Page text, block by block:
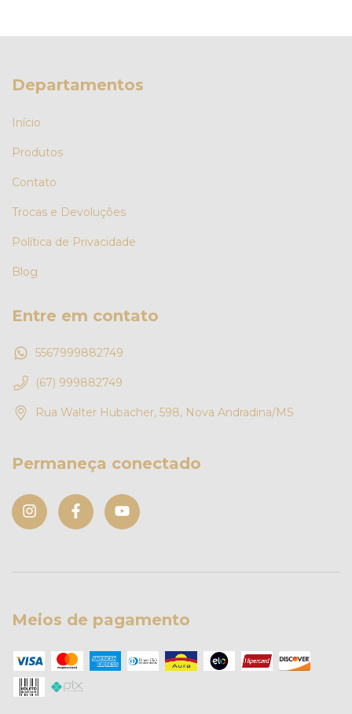
Departamentos
Início
Produtos
Contato
Trocas e Devoluções
Política de Privacidade
Blog
Entre em contato
5567999882749
(67) 999882749
Rua Walter Hubacher, 598, Nova Andradina/MS
Permaneça conectado
Meios de pagamento